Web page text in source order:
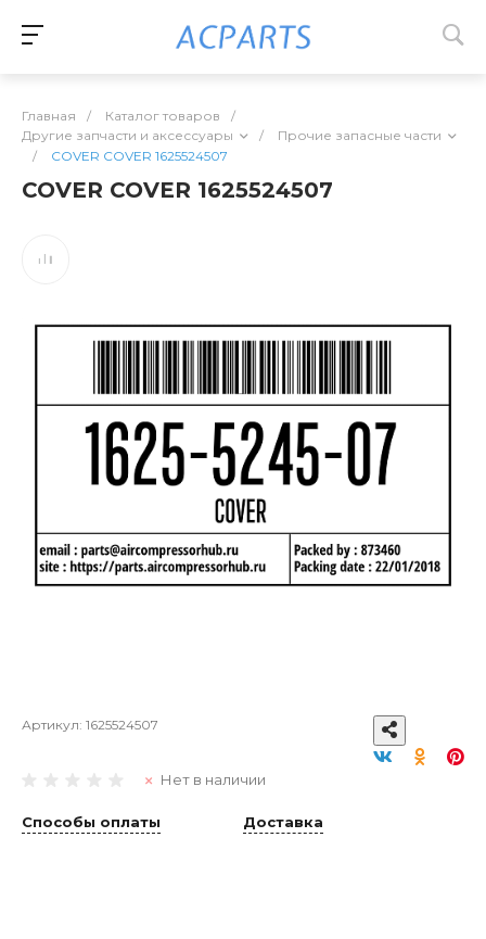
Главная / Каталог товаров
/
Другие запчасти и аксессуары
/
Прочие запасные части
/
COVER COVER 1625524507
COVER COVER 1625524507
Артикул: 1625524507
Нет в наличии
Способы оплаты Доставка